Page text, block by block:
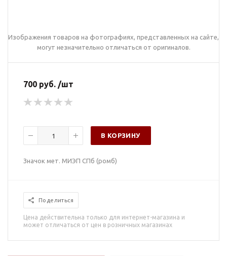
Изображения товаров на фотографиях, представленных на сайте,
могут незначительно отличаться от оригиналов.
700 руб. /шт
В КОРЗИНУ
Значок мет. МИЭП СПб (ромб)
Поделиться
Цена действительна только для интернет-магазина и
может отличаться от цен в розничных магазинах